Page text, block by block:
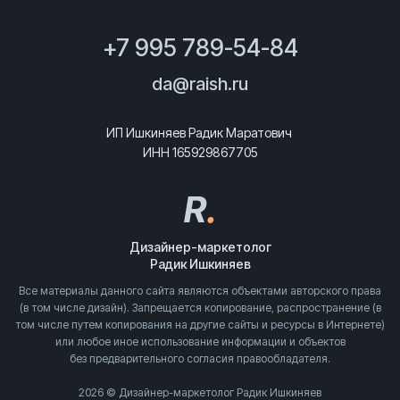
+7 995 789-54-84
da@raish.ru
ИП Ишкиняев Радик Маратович
ИНН 165929867705
R.
Дизайнер-маркетолог
Радик Ишкиняев
Все материалы данного сайта являются объектами авторского права
(в том числе дизайн). Запрещается копирование, распространение (в
том числе путем копирования на другие сайты и ресурсы в Интернете)
или любое иное использование информации и объектов
без предварительного согласия правообладателя.
2026 © Дизайнер-маркетолог Радик Ишкиняев